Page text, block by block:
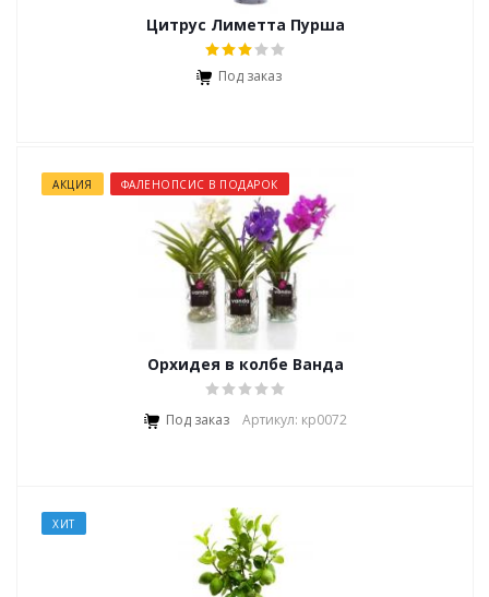
Цитрус Лиметта Пурша
Под заказ
АКЦИЯ ФАЛЕНОПСИС В ПОДАРОК
Орхидея в колбе Ванда
Под заказ Артикул: кр0072
ХИТ